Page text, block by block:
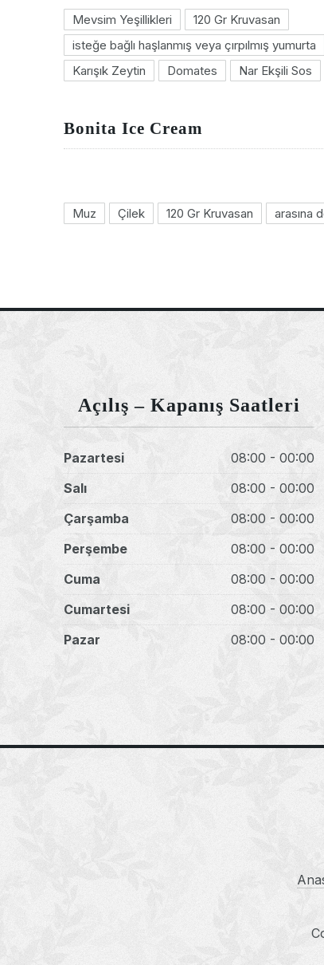
Mevsim Yeşillikleri
120 Gr Kruvasan
isteğe bağlı haşlanmış veya çırpılmış yumurta
Karışık Zeytin
Domates Nar Ekşili Sos
Bonita Ice Cream
Muz Çilek 120 Gr Kruvasan arasına
Açılış – Kapanış Saatleri
Pazartesi
08:00 - 00:00
Salı
08:00 - 00:00
Çarşamba
08:00 - 00:00
Perşembe
08:00 - 00:00
Cuma
08:00 - 00:00
Cumartesi
08:00 - 00:00
Pazar
08:00 - 00:00